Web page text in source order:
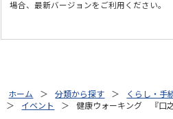
場合、最新バージョンをご利用ください。
ホーム 分類から探す くらし・手
イベント
健康ウォーキング 『口